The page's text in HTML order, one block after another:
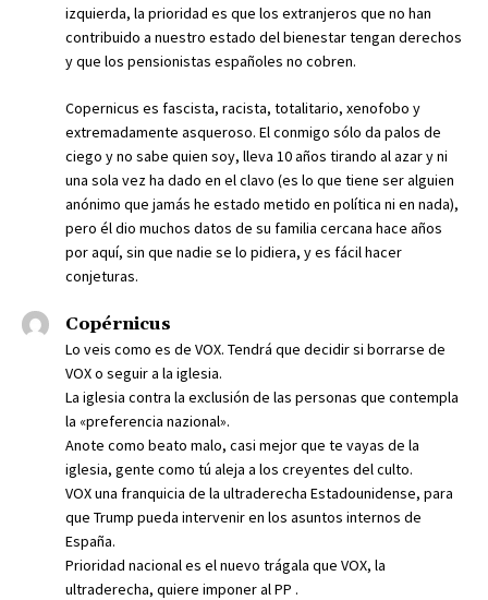
izquierda, la prioridad es que los extranjeros que no han
contribuido a nuestro estado del bienestar tengan derechos
y que los pensionistas españoles no cobren.
Copernicus es fascista, racista, totalitario, xenofobo y
extremadamente asqueroso. El conmigo sólo da palos de
ciego y no sabe quien soy, lleva 10 años tirando al azar y ni
una sola vez ha dado en el clavo (es lo que tiene ser alguien
anónimo que jamás he estado metido en política ni en nada),
pero él dio muchos datos de su familia cercana hace años
por aquí, sin que nadie se lo pidiera, y es fácil hacer
conjeturas.
Copérnicus
Lo veis como es de VOX. Tendrá que decidir si borrarse de
VOX o seguir a la iglesia.
La iglesia contra la exclusión de las personas que contempla
la «preferencia nazional».
Anote como beato malo, casi mejor que te vayas de la
iglesia, gente como tú aleja a los creyentes del culto.
VOX una franquicia de la ultraderecha Estadounidense, para
que Trump pueda intervenir en los asuntos internos de
España.
Prioridad nacional es el nuevo trágala que VOX, la
ultraderecha, quiere imponer al PP .